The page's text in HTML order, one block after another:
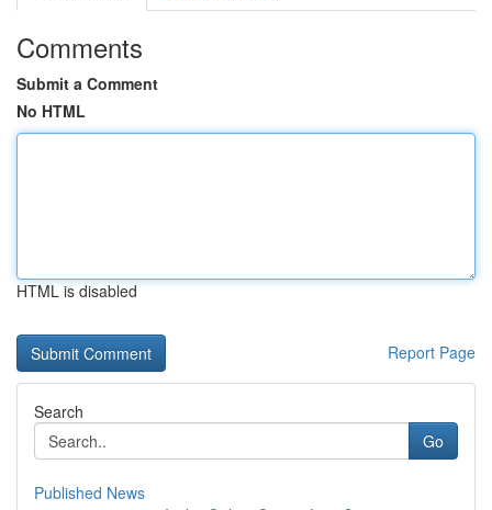
Comments
Submit a Comment
No HTML
HTML is disabled
Report Page
Search
Go
Published News